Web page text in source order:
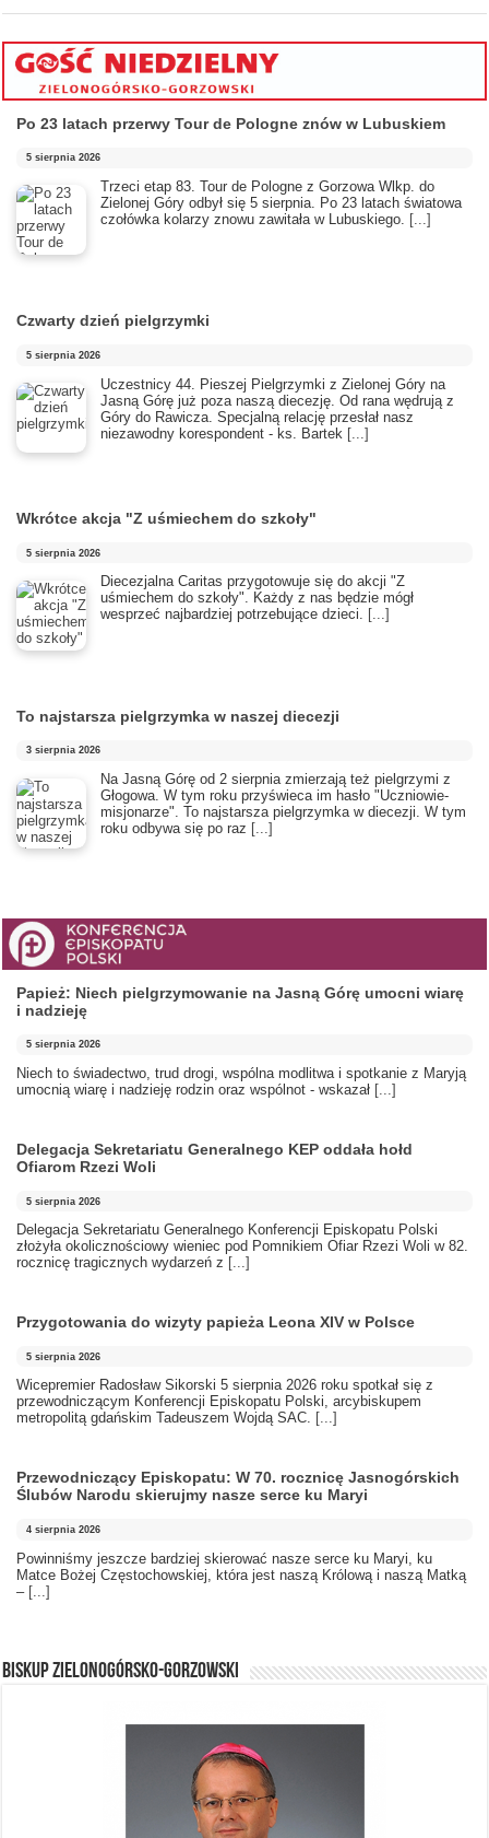
Po 23 latach przerwy Tour de Pologne znów w Lubuskiem
5 sierpnia 2026
Trzeci etap 83. Tour de Pologne z Gorzowa Wlkp. do
Zielonej Góry odbył się 5 sierpnia. Po 23 latach światowa
czołówka kolarzy znowu zawitała w Lubuskiego.
[...]
Czwarty dzień pielgrzymki
5 sierpnia 2026
Uczestnicy 44. Pieszej Pielgrzymki z Zielonej Góry na
Jasną Górę już poza naszą diecezję. Od rana wędrują z
Góry do Rawicza. Specjalną relację przesłał nasz
niezawodny korespondent - ks. Bartek [...]
Wkrótce akcja "Z uśmiechem do szkoły"
5 sierpnia 2026
Diecezjalna Caritas przygotowuje się do akcji "Z
uśmiechem do szkoły". Każdy z nas będzie mógł
wesprzeć najbardziej potrzebujące dzieci. [...]
To najstarsza pielgrzymka w naszej diecezji
3 sierpnia 2026
​Na Jasną Górę od 2 sierpnia zmierzają też pielgrzymi z
Głogowa. W tym roku przyświeca im hasło "Uczniowie-
misjonarze". To najstarsza pielgrzymka w diecezji. W tym
roku odbywa się po raz [...]
Papież: Niech pielgrzymowanie na Jasną Górę umocni wiarę
i nadzieję
5 sierpnia 2026
Niech to świadectwo, trud drogi, wspólna modlitwa i spotkanie z Maryją
umocnią wiarę i nadzieję rodzin oraz wspólnot - wskazał [...]
Delegacja Sekretariatu Generalnego KEP oddała hołd
Ofiarom Rzezi Woli
5 sierpnia 2026
Delegacja Sekretariatu Generalnego Konferencji Episkopatu Polski
złożyła okolicznościowy wieniec pod Pomnikiem Ofiar Rzezi Woli w 82.
rocznicę tragicznych wydarzeń z [...]
Przygotowania do wizyty papieża Leona XIV w Polsce
5 sierpnia 2026
Wicepremier Radosław Sikorski 5 sierpnia 2026 roku spotkał się z
przewodniczącym Konferencji Episkopatu Polski, arcybiskupem
metropolitą gdańskim Tadeuszem Wojdą SAC. [...]
Przewodniczący Episkopatu: W 70. rocznicę Jasnogórskich
Ślubów Narodu skierujmy nasze serce ku Maryi
4 sierpnia 2026
Powinniśmy jeszcze bardziej skierować nasze serce ku Maryi, ku
Matce Bożej Częstochowskiej, która jest naszą Królową i naszą Matką
– [...]
BISKUP ZIELONOGÓRSKO-GORZOWSKI